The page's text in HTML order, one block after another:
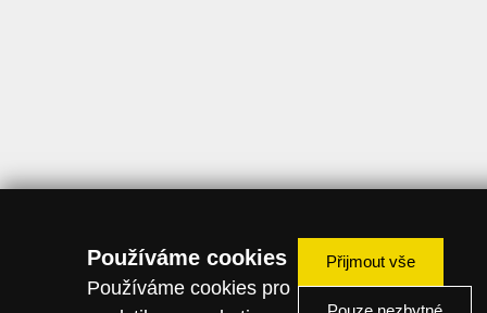
Používáme cookies
Používáme cookies pro
Přijmout vše